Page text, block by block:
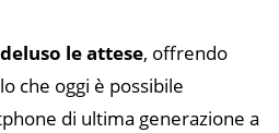
le attese, offrendo
che oggi è possibile
di ultima generazione a